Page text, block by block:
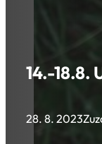
14.-18.8.
28. 8. 2023